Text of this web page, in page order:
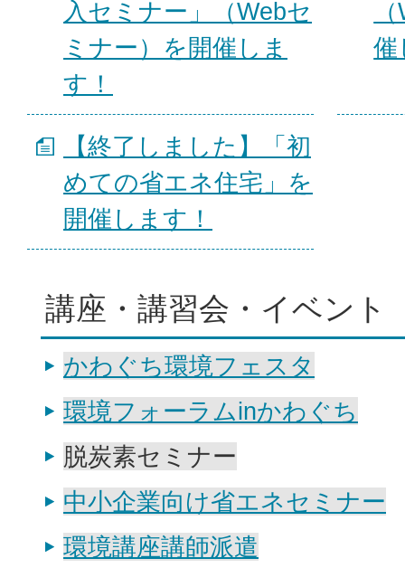
入セミナー」（Webセ
ミナー）を開催しま
す！
催
【終了しました】「初
めての省エネ住宅」を
開催します！
講座・講習会・イベント
かわぐち環境フェスタ
環境フォーラムinかわぐち
脱炭素セミナー
中小企業向け省エネセミナー
環境講座講師派遣